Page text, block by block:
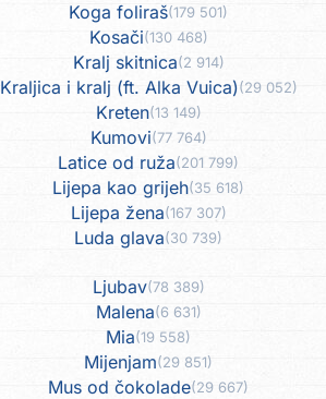
Koga foliraš(179 501)
Kosači(130 468)
Kralj skitnica(2 914)
Kraljica i kralj (ft. Alka Vuica)(29 052)
Kreten(13 149)
Kumovi(77 764)
Latice od ruža(201 799)
Lijepa kao grijeh(35 618)
Lijepa žena(167 307)
Luda glava(30 739)
Ljubav(78 389)
Malena(6 631)
Mia(19 558)
Mijenjam(29 851)
Mus od čokolade(29 667)